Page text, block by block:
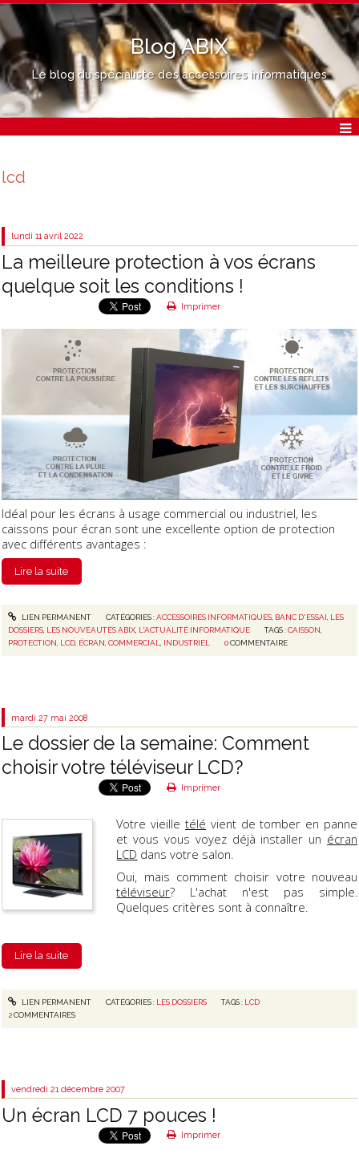
Blog ABIX
Le blog du spécialiste des accessoires informatiques
lcd
lundi 11 avril 2022
La meilleure protection à vos écrans
quelque soit les conditions !
Imprimer
Idéal pour les écrans à usage commercial ou industriel, les
caissons pour écran sont une excellente option de protection
avec différents avantages :
Lire la suite
LIEN PERMANENT CATÉGORIES :ACCESSOIRES INFORMATIQUES, BANC D'ESSAI, LES
DOSSIERS, LES NOUVEAUTÉS ABIX, L'ACTUALITÉ INFORMATIQUE TAGS :CAISSON,
PROTECTION, LCD, ÉCRAN,COMMERCIAL, INDUSTRIEL 0 COMMENTAIRE
mardi 27 mai 2008
Le dossier de la semaine: Comment
choisir votre téléviseur LCD?
Imprimer
Votre vieilletélé vient de tomber en panne
et vous vous voyez déjà installer un écran
LCD dans votre salon.
Oui, mais comment choisir votre nouveau
téléviseur? L'achat n'est pas simple.
Quelques critères sont à connaître.
Lire la suite
LIEN PERMANENT CATÉGORIES : LES DOSSIERS TAGS : LCD
2COMMENTAIRES
vendredi 21 décembre 2007
Un écran LCD 7 pouces !
Imprimer